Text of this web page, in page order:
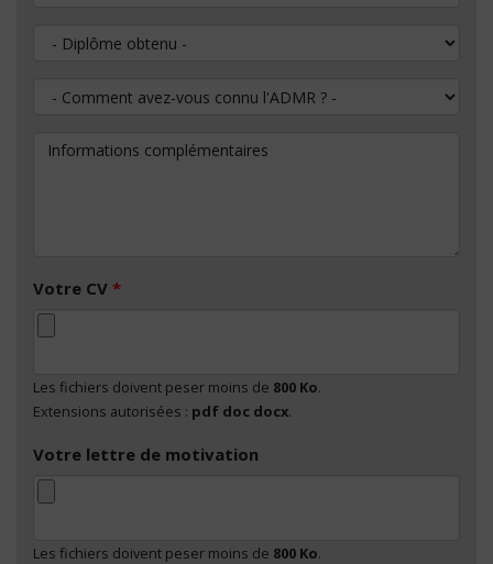
Diplôme obtenu
Comment avez-vous connu l'ADMR ?
Informations complémentaires
Votre CV *
Les fichiers doivent peser moins de 800 Ko.
Extensions autorisées : pdf doc docx.
Votre lettre de motivation
Les fichiers doivent peser moins de 800 Ko.